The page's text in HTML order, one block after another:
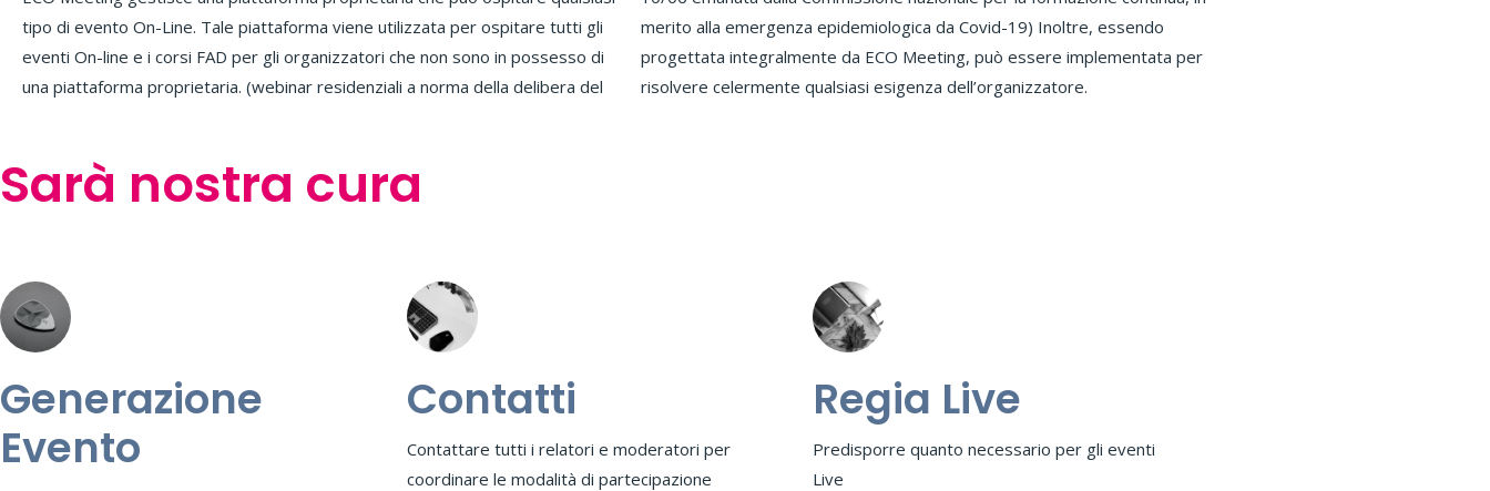
tipo di evento On-Line. Tale piattaforma viene utilizzata per ospitare tutti gli
eventi On-line e i corsi FAD per gli organizzatori che non sono in possesso di
una piattaforma proprietaria. (webinar residenziali a norma della delibera del
merito alla emergenza epidemiologica da Covid-19) Inoltre, essendo
progettata integralmente da ECO Meeting, può essere implementata per
risolvere celermente qualsiasi esigenza dell’organizzatore.
Sarà nostra cura
Generazione
Evento
Contatti
Contattare tutti i relatori e moderatori per
coordinare le modalità di partecipazione
Regia Live
Predisporre quanto necessario per gli eventi
Live